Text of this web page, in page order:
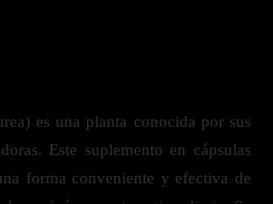
es una planta conocida por sus
Este suplemento en cápsulas
forma conveniente y efectiva de